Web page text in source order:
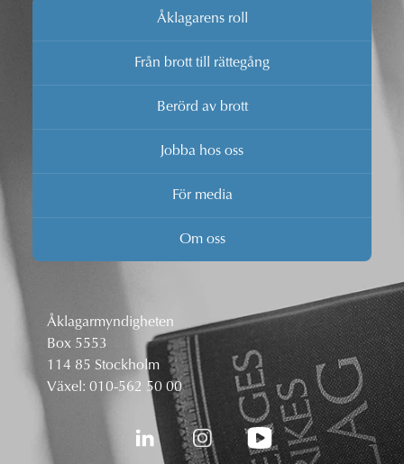
Åklagarens roll
Från brott till rättegång
Berörd av brott
Jobba hos oss
För media
Om oss
Åklagarmyndigheten
Box 5553
114 85 Stockholm
Växel: 010-562 50 00